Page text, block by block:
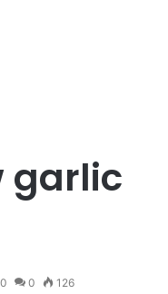
garlic
0 126